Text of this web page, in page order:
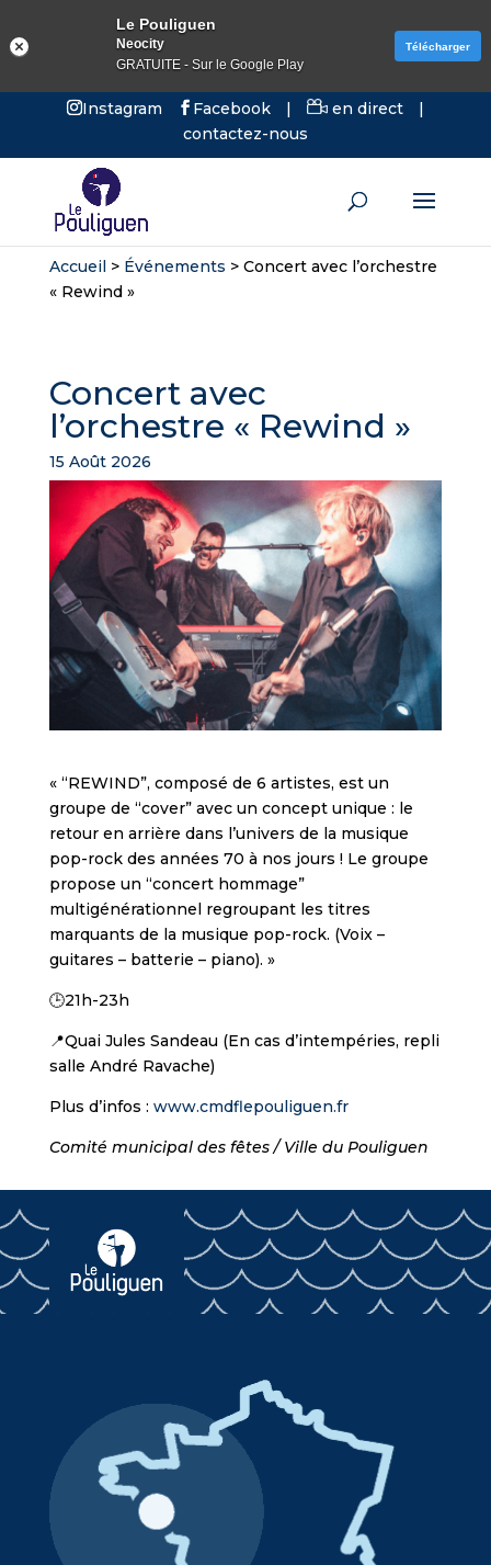
Instagram Facebook | en direct
|
contactez-nous
Accueil> Événements > Concert avec l’orchestre
« Rewind »
Concert avec
l’orchestre « Rewind »
15 Août 2026
« “REWIND”, composé de 6 artistes, est un
groupe de “cover” avec un concept unique : le
retour en arrière dans l’univers de la musique
pop-rock des années 70 à nos jours ! Le groupe
propose un “concert hommage”
multigénérationnel regroupant les titres
marquants de la musique pop-rock. (Voix –
guitares – batterie – piano). »
🕒21h-23h
📍Quai Jules Sandeau (En cas d’intempéries, repli
salle André Ravache)
Plus d’infos : www.cmdflepouliguen.fr
Comité municipal des fêtes / Ville du Pouliguen
Le Pouliguen
Neocity
GRATUITE - Sur le Google Play
Télécharger